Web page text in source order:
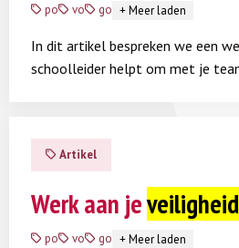
po vo go +Meer laden
In dit artikel bespreken we een
schoolleider helpt om met je
Artikel
Werk aan jeveiligheid
po vo go +Meer laden